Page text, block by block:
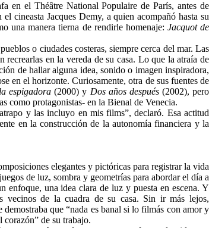
en el Théâtre National Populaire de París, antes de
cineasta Jacques Demy, a quien acompañó hasta su
una manera tierna de rendirle homenaje: Jacquot de
o ciudades costeras, siempre cerca del mar. Las
recrearlas en la vereda de su casa. Lo que la atraía de
de hallar alguna idea, sonido o imagen inspiradora,
en el horizonte. Curiosamente, otra de sus fuentes de
espigadora (2000) y Dos años después(2002), pero
como protagonistas- en la Bienal de Venecia.
y las incluyo en mis films”, declaró. Esa actitud
en la construcción de la autonomía financiera y la
elegantes y pictóricas para registrar la vida
de luz, sombra y geometrías para abordar el día a
enfoque, una idea clara de luz y puesta en escena. Y
vecinos de la cuadra de su casa. Sin ir más lejos,
que “nada es banal si lo filmás con amor y
corazón” de su trabajo.